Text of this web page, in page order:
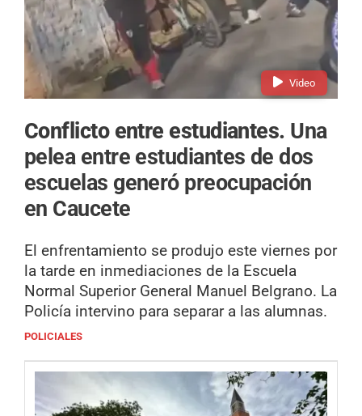
Video
Conflicto entre estudiantes. Una
pelea entre estudiantes de dos
escuelas generó preocupación
en Caucete
El enfrentamiento se produjo este viernes por
la tarde en inmediaciones de la Escuela
Normal Superior General Manuel Belgrano. La
Policía intervino para separar a las alumnas.
POLICIALES